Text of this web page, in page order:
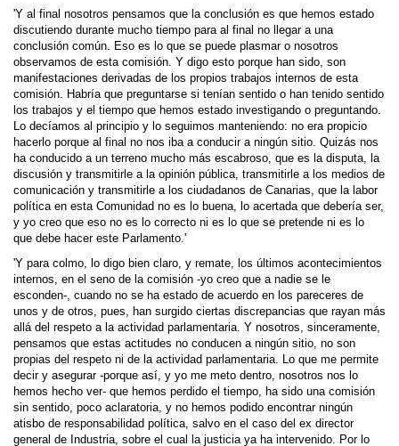
'Y al final nosotros pensamos que la conclusión es que hemos estado
discutiendo durante mucho tiempo para al final no llegar a una
conclusión común. Eso es lo que se puede plasmar o nosotros
observamos de esta comisión. Y digo esto porque han sido, son
manifestaciones derivadas de los propios trabajos internos de esta
comisión. Habría que preguntarse si tenían sentido o han tenido sentido
los trabajos y el tiempo que hemos estado investigando o preguntando.
Lo decíamos al principio y lo seguimos manteniendo: no era propicio
hacerlo porque al final no nos iba a conducir a ningún sitio. Quizás nos
ha conducido a un terreno mucho más escabroso, que es la disputa, la
discusión y transmitirle a la opinión pública, transmitirle a los medios de
comunicación y transmitirle a los ciudadanos de Canarias, que la labor
política en esta Comunidad no es lo buena, lo acertada que debería ser,
y yo creo que eso no es lo correcto ni es lo que se pretende ni es lo
que debe hacer este Parlamento.'
'Y para colmo, lo digo bien claro, y remate, los últimos acontecimientos
internos, en el seno de la comisión -yo creo que a nadie se le
esconden-, cuando no se ha estado de acuerdo en los pareceres de
unos y de otros, pues, han surgido ciertas discrepancias que rayan más
allá del respeto a la actividad parlamentaria. Y nosotros, sinceramente,
pensamos que estas actitudes no conducen a ningún sitio, no son
propias del respeto ni de la actividad parlamentaria. Lo que me permite
decir y asegurar -porque así, y yo me meto dentro, nosotros nos lo
hemos hecho ver- que hemos perdido el tiempo, ha sido una comisión
sin sentido, poco aclaratoria, y no hemos podido encontrar ningún
atisbo de responsabilidad política, salvo en el caso del ex director
general de Industria, sobre el cual la justicia ya ha intervenido. Por lo